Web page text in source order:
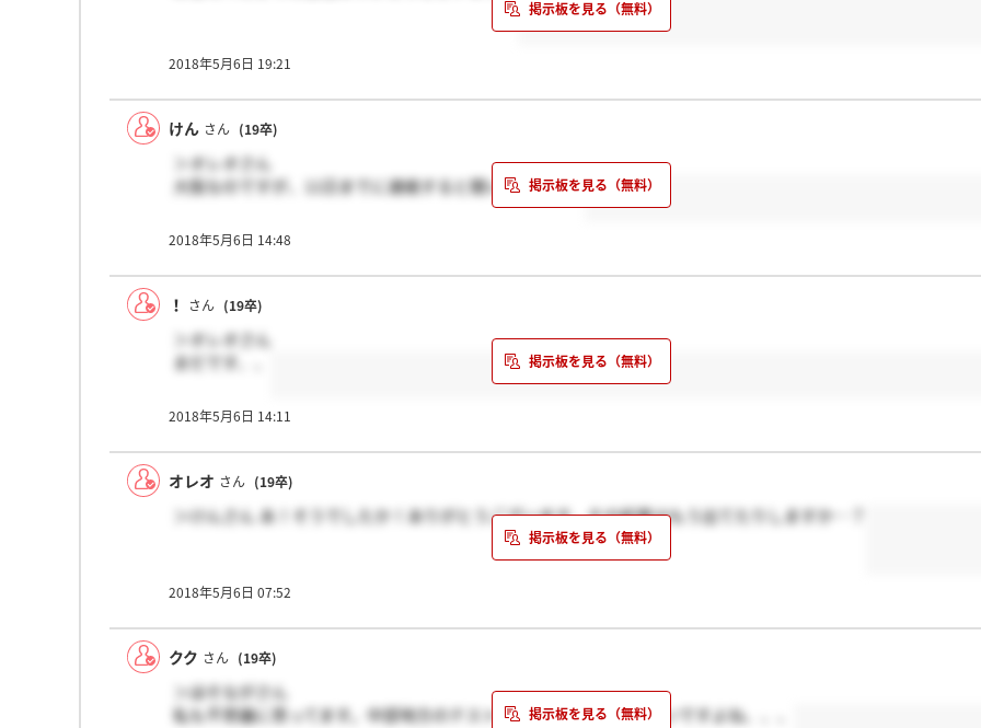
2018年5月6日 19:21
けん さん (19卒)
＞オレオさん
大阪なのですが、11日までに連絡すると聞いています！
2018年5月6日 14:48
！ さん (19卒)
＞オレオさん
まだです、、
2018年5月6日 14:11
オレオ さん (19卒)
＞けんさん あ！そうでしたか！ありがとうございます。その結果はもう出てたりしますか…？
2018年5月6日 07:52
クク さん (19卒)
＞ほそながさん
私も不思議に思ってます。中部地方のテストセンターしか出てこないですよね、、、